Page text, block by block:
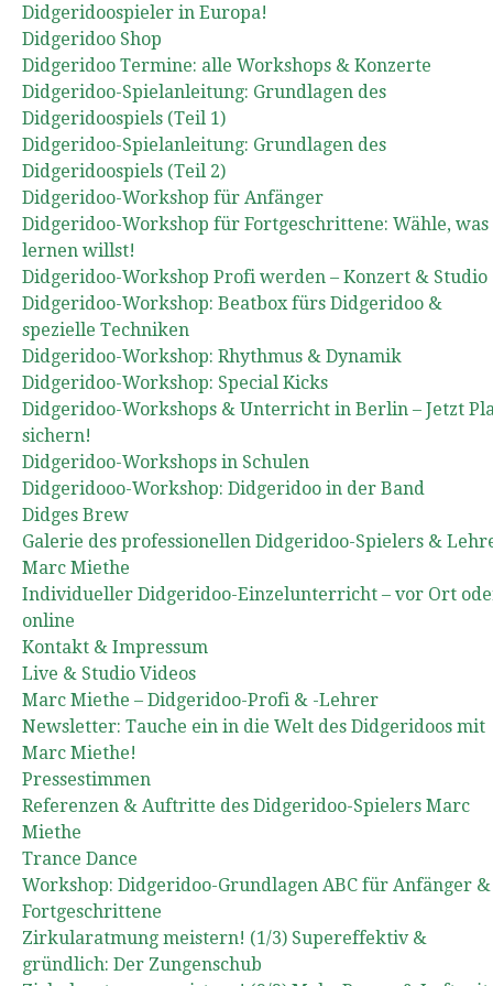
Didgeridoospieler in Europa!
Didgeridoo Shop
Didgeridoo Termine: alle Workshops & Konzerte
Didgeridoo-Spielanleitung: Grundlagen des
Didgeridoospiels (Teil 1)
Didgeridoo-Spielanleitung: Grundlagen des
Didgeridoospiels (Teil 2)
Didgeridoo-Workshop für Anfänger
Didgeridoo-Workshop für Fortgeschrittene: Wähle, was
lernen willst!
Didgeridoo-Workshop Profi werden – Konzert & Studio
Didgeridoo-Workshop: Beatbox fürs Didgeridoo &
spezielle Techniken
Didgeridoo-Workshop: Rhythmus & Dynamik
Didgeridoo-Workshop: Special Kicks
Didgeridoo-Workshops & Unterricht in Berlin – Jetzt
sichern!
Didgeridoo-Workshops in Schulen
Didgeridooo-Workshop: Didgeridoo in der Band
Didges Brew
Galerie des professionellen Didgeridoo-Spielers &
Marc Miethe
Individueller Didgeridoo-Einzelunterricht – vor Ort
online
Kontakt & Impressum
Live & Studio Videos
Marc Miethe – Didgeridoo-Profi & -Lehrer
Newsletter: Tauche ein in die Welt des Didgeridoos mit
Marc Miethe!
Pressestimmen
Referenzen & Auftritte des Didgeridoo-Spielers Marc
Miethe
Trance Dance
Workshop: Didgeridoo-Grundlagen ABC für Anfänger &
Fortgeschrittene
Zirkularatmung meistern! (1/3) Supereffektiv &
gründlich: Der Zungenschub